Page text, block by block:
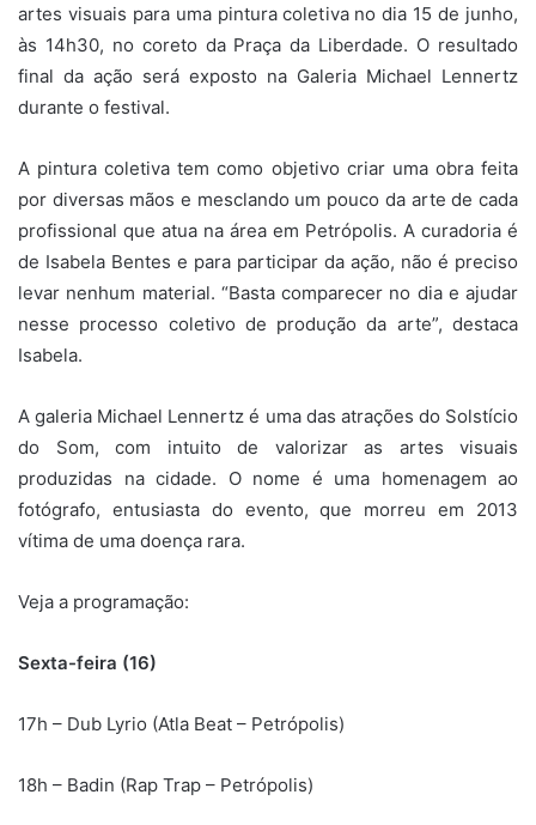
artes visuais para uma pintura coletiva no dia 15 de junho,
às 14h30, no coreto da Praça da Liberdade. O resultado
final da ação será exposto na Galeria Michael Lennertz
durante o festival.
A pintura coletiva tem como objetivo criar uma obra feita
por diversas mãos e mesclando um pouco da arte de cada
profissional que atua na área em Petrópolis. A curadoria é
de Isabela Bentes e para participar da ação, não é preciso
levar nenhum material. “Basta comparecer no dia e ajudar
nesse processo coletivo de produção da arte”, destaca
Isabela.
A galeria Michael Lennertz é uma das atrações do Solstício
do Som, com intuito de valorizar as artes visuais
produzidas na cidade. O nome é uma homenagem ao
fotógrafo, entusiasta do evento, que morreu em 2013
vítima de uma doença rara.
Veja a programação:
Sexta-feira (16)
17h – Dub Lyrio (Atla Beat – Petrópolis)
18h – Badin (Rap Trap – Petrópolis)